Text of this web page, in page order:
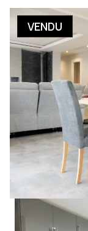
VENDU